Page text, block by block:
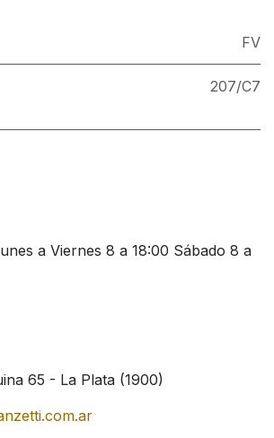
FV
207/C7
a Viernes 8 a 18:00 Sábado 8 a
65 - La Plata (1900)